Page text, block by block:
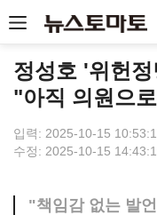
정성호 '위헌
"아직 의원으
입력: 2025-10-15
수정: 2025-10-15
"책임감 없는 발